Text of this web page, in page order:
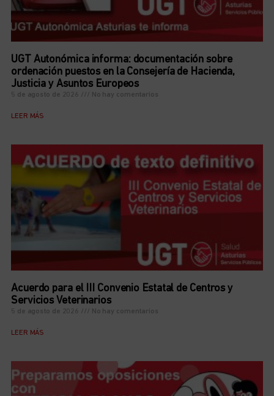
UGT Autonómica informa: documentación sobre
ordenación puestos en la Consejería de Hacienda,
Justicia y Asuntos Europeos
5 de agosto de 2026 No hay comentarios
LEER MÁS
Acuerdo para el III Convenio Estatal de Centros y
Servicios Veterinarios
5 de agosto de 2026 No hay comentarios
LEER MÁS